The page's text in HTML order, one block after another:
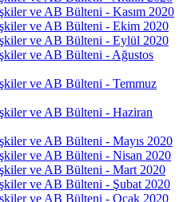
ve AB Bülteni - Kasım 2020
ve AB Bülteni - Ekim 2020
ve AB Bülteni - Eylül 2020
ve AB Bülteni - Ağustos
ve AB Bülteni - Temmuz
ve AB Bülteni - Haziran
ve AB Bülteni - Mayıs 2020
ve AB Bülteni - Nisan 2020
ve AB Bülteni - Mart 2020
ve AB Bülteni - Şubat 2020
ve AB Bülteni - Ocak 2020